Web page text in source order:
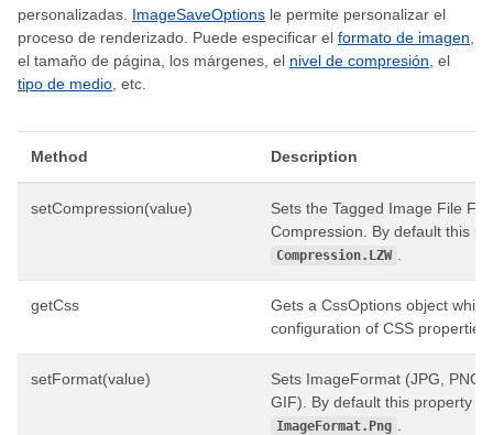
personalizadas. ImageSaveOptions le permite personalizar el
proceso de renderizado. Puede especificar el formato de imagen
el tamaño de página, los márgenes, el nivel de compresión , el
tipo de medio , etc.
Method Description
setCompression(value)
Sets the Tagged Image File
Compression. By default this
Compression.LZW
getCss
Gets a CssOptions object
configuration of CSS
setFormat(value)
Sets ImageFormat (JPG, PNG,
GIF). By default this property is
ImageFormat.Png